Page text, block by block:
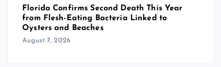
Florida Confirms Second Death This Year
from Flesh-Eating Bacteria Linked to
Oysters and Beaches
August 7, 2026